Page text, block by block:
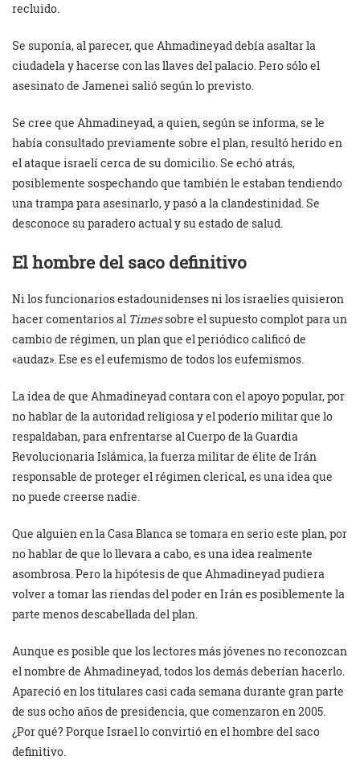
recluido.
Se suponía, al parecer, que Ahmadineyad debía asaltar la
ciudadela y hacerse con las llaves del palacio. Pero sólo el
asesinato de Jamenei salió según lo previsto.
Se cree que Ahmadineyad, a quien, según se informa, se le
había consultado previamente sobre el plan, resultó herido en
el ataque israelí cerca de su domicilio. Se echó atrás,
posiblemente sospechando que también le estaban tendiendo
una trampa para asesinarlo, y pasó a la clandestinidad. Se
desconoce su paradero actual y su estado de salud.
El hombre del saco definitivo
Ni los funcionarios estadounidenses ni los israelíes quisieron
hacer comentarios al Timessobre el supuesto complot para un
cambio de régimen, un plan que el periódico calificó de
«audaz». Ese es el eufemismo de todos los eufemismos.
La idea de que Ahmadineyad contara con el apoyo popular, por
no hablar de la autoridad religiosa y el poderío militar que lo
respaldaban, para enfrentarse al Cuerpo de la Guardia
Revolucionaria Islámica, la fuerza militar de élite de Irán
responsable de proteger el régimen clerical, es una idea que
no puede creerse nadie.
Que alguien en la Casa Blanca se tomara en serio este plan, por
no hablar de que lo llevara a cabo, es una idea realmente
asombrosa. Pero la hipótesis de que Ahmadineyad pudiera
volver a tomar las riendas del poder en Irán es posiblemente la
parte menos descabellada del plan.
Aunque es posible que los lectores más jóvenes no reconozcan
el nombre de Ahmadineyad, todos los demás deberían hacerlo.
Apareció en los titulares casi cada semana durante gran parte
de sus ocho años de presidencia, que comenzaron en 2005.
¿Por qué? Porque Israel lo convirtió en el hombre del saco
definitivo.